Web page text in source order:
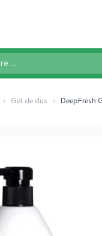
Gel de dus DeepFresh